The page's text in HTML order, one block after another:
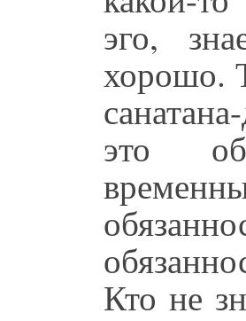
эго,
хорошо.
это
Кто не